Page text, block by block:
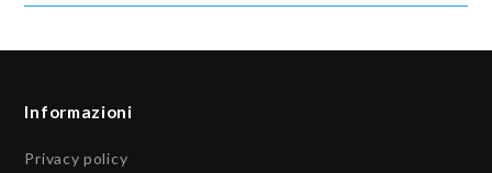
Informazioni
Privacy policy